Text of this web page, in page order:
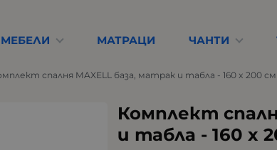
МЕБЕЛИ МАТРАЦИ ЧАНТИ
спалня MAXELL база, матрак и табла - 160 x 200 см
Комплект
и табла - 160 x